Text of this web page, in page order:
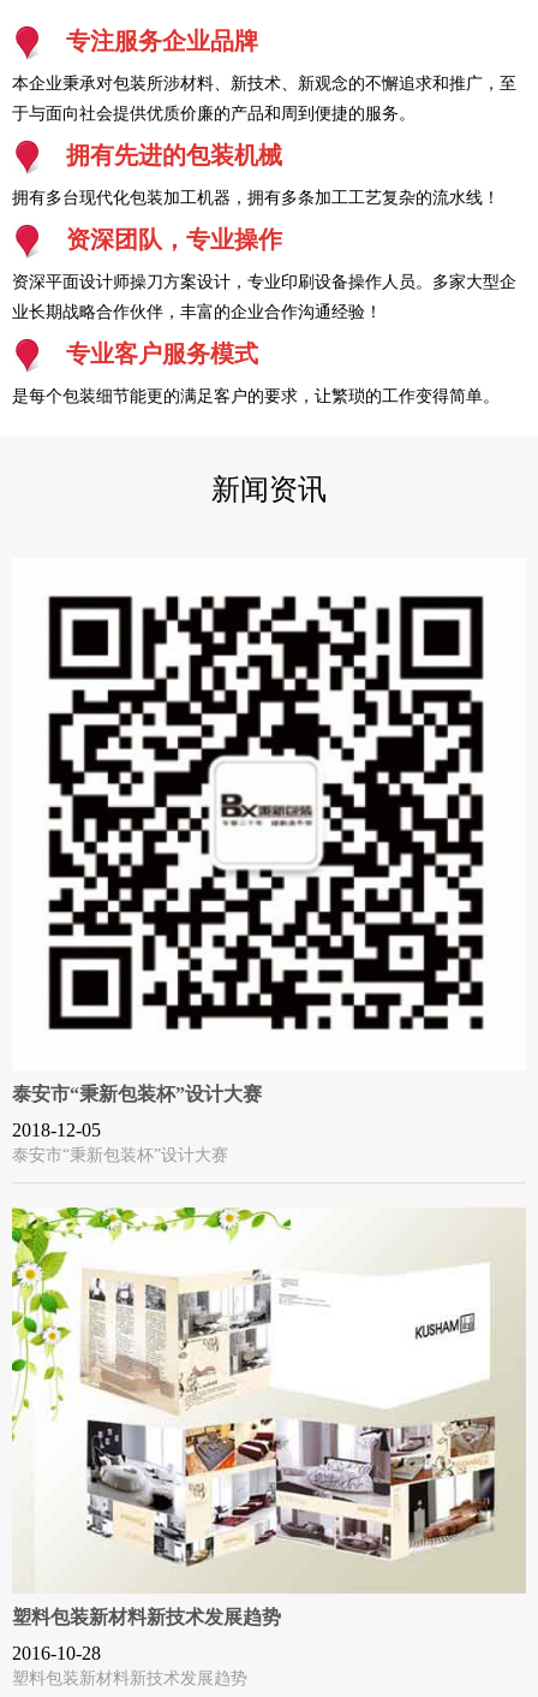
专注服务企业品牌
本企业秉承对包装所涉材料、新技术、新观念的不懈追求和推广，至
于与面向社会提供优质价廉的产品和周到便捷的服务。
拥有先进的包装机械
拥有多台现代化包装加工机器，拥有多条加工工艺复杂的流水线！
资深团队，专业操作
资深平面设计师操刀方案设计，专业印刷设备操作人员。多家大型企
业长期战略合作伙伴，丰富的企业合作沟通经验！
专业客户服务模式
是每个包装细节能更的满足客户的要求，让繁琐的工作变得简单。
新闻资讯
泰安市“秉新包装杯”设计大赛
2018-12-05
泰安市“秉新包装杯”设计大赛
塑料包装新材料新技术发展趋势
2016-10-28
塑料包装新材料新技术发展趋势